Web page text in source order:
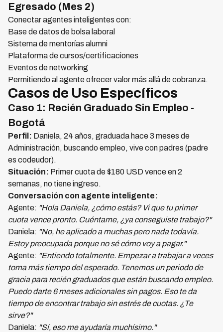
Egresado (Mes 2)
Conectar agentes inteligentes con:
Base de datos de bolsa laboral
Sistema de mentorías alumni
Plataforma de cursos/certificaciones
Eventos de networking
Permitiendo al agente ofrecer valor más allá de cobranza.
Casos de Uso Específicos
Caso 1: Recién Graduado Sin Empleo -
Bogotá
Perfil: Daniela, 24 años, graduada hace 3 meses de
Administración, buscando empleo, vive con padres (padre
es codeudor).
Situación: Primer cuota de $180 USD vence en 2
semanas, no tiene ingreso.
Conversación con agente inteligente:
Agente: "Hola Daniela, ¿cómo estás? Vi que tu primer
cuota vence pronto. Cuéntame, ¿ya conseguiste trabajo?"
Daniela: "No, he aplicado a muchas pero nada todavía.
Estoy preocupada porque no sé cómo voy a pagar."
Agente: "Entiendo totalmente. Empezar a trabajar a veces
toma más tiempo del esperado. Tenemos un periodo de
gracia para recién graduados que están buscando empleo.
Puedo darte 6 meses adicionales sin pagos. Eso te da
tiempo de encontrar trabajo sin estrés de cuotas. ¿Te
sirve?"
Daniela: "Sí, eso me ayudaría muchísimo."